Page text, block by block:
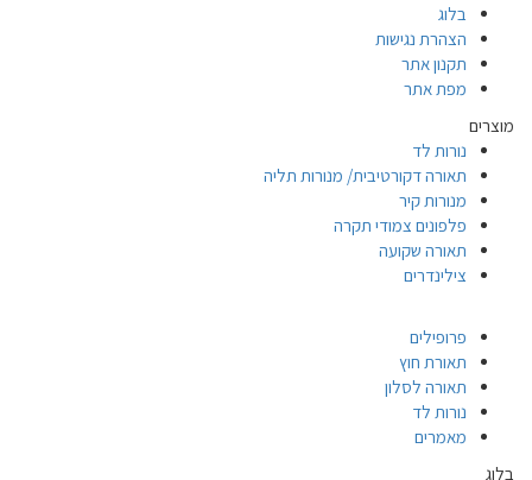
בלוג
הצהרת נגישות
תקנון אתר
מפת אתר
מוצרים
נורות לד
תאורה דקורטיבית/ מנורות תליה
מנורות קיר
פלפונים צמודי תקרה
תאורה שקועה
צילינדרים
פרופילים
תאורת חוץ
תאורה לסלון
נורות לד
מאמרים
בלוג